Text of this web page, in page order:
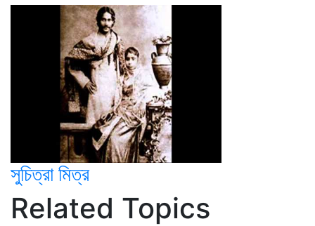
সুচিত্রা মিত্র
Related Topics